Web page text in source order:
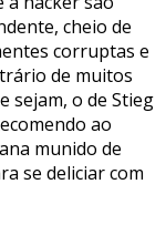
cheio de
corruptas e
de muitos
sejam, o de Stieg
ao
munido de
se deliciar com